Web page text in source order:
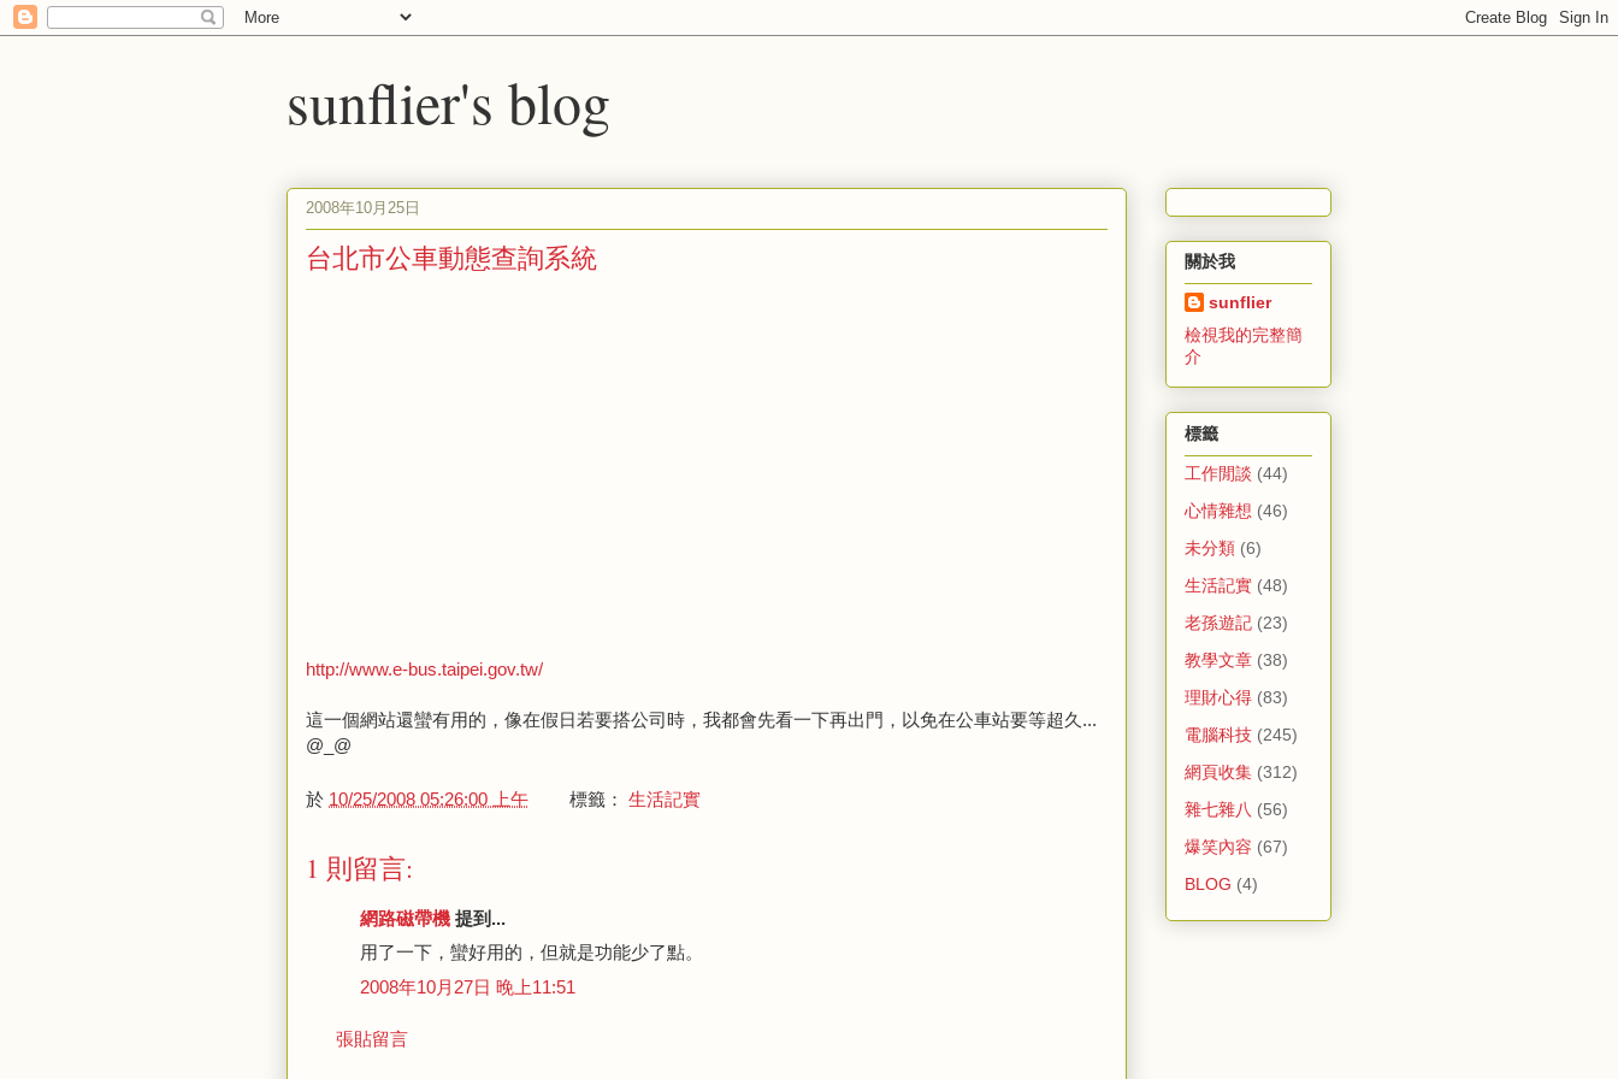
sunflier's blog
2008年10月25日
台北市公車動態查詢系統
http://www.e-bus.taipei.gov.tw/
這一個網站還蠻有用的，像在假日若要搭公司時，我都會先看一下再出門，以免在公車站要等超久...
@_@
於 10/25/2008 05:26:00 上午 標籤： 生活記實
1 則留言:
網路磁帶機 提到...
用了一下，蠻好用的，但就是功能少了點。
2008年10月27日 晚上11:51
張貼留言
關於我
sunflier
檢視我的完整簡
介
標籤
工作閒談 (44)
心情雜想 (46)
未分類 (6)
生活記實 (48)
老孫遊記 (23)
教學文章 (38)
理財心得 (83)
電腦科技 (245)
網頁收集 (312)
雜七雜八 (56)
爆笑內容 (67)
BLOG (4)